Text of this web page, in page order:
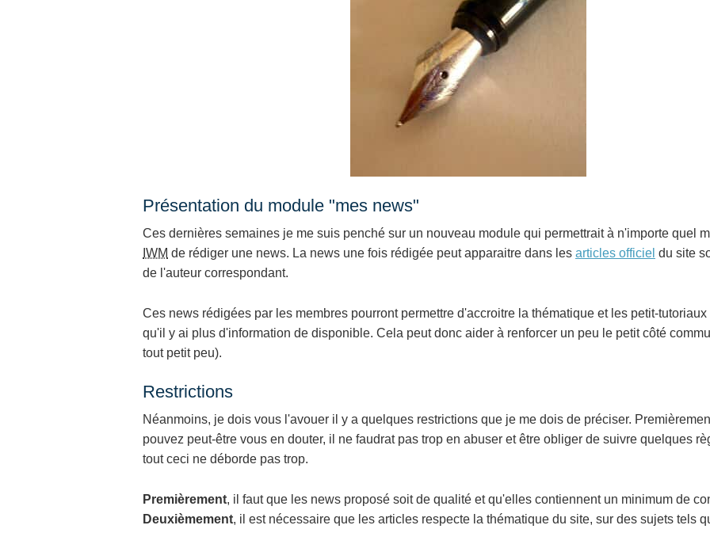
Présentation du module "mes news"
Ces dernières semaines je me suis penché sur un nouveau module qui permettrait à n'importe quel
IWM de rédiger une news. La news une fois rédigée peut apparaitre dans les articles officiel du site
de l'auteur correspondant.
Ces news rédigées par les membres pourront permettre d'accroitre la thématique et les petit-
qu'il y ai plus d'information de disponible. Cela peut donc aider à renforcer un peu le petit côté
tout petit peu).
Restrictions
Néanmoins, je dois vous l'avouer il y a quelques restrictions que je me dois de préciser.
pouvez peut-être vous en douter, il ne faudrat pas trop en abuser et être obliger de suivre quelques
tout ceci ne déborde pas trop.
Premièrement, il faut que les news proposé soit de qualité et qu'elles contiennent un minimum de
Deuxièmement, il est nécessaire que les articles respecte la thématique du site, sur des sujets tels